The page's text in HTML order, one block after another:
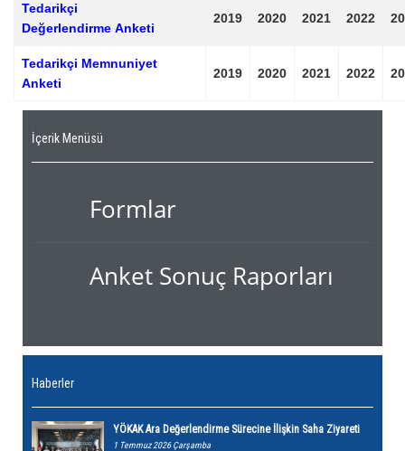
Tedarikçi
Değerlendirme Anketi
2019 2020 2021 2022
Tedarikçi Memnuniyet
Anketi
2019 2020 2021 2022
İçerik Menüsü
Formlar
Anket Sonuç Raporları
Haberler
YÖKAK Ara Değerlendirme Sürecine İlişkin Saha Ziyareti
1 Temmuz 2026 Çarşamba